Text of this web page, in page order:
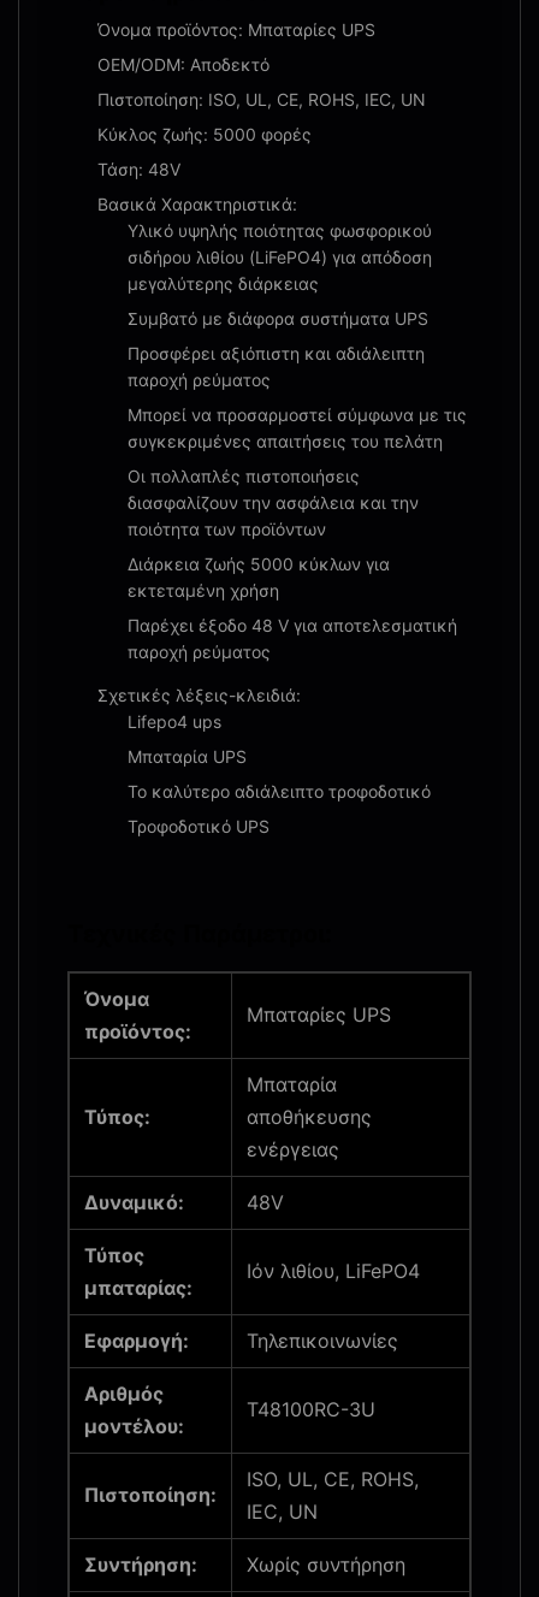
Όνομα προϊόντος: Μπαταρίες UPS
OEM/ODM: Αποδεκτό
Πιστοποίηση: ISO, UL, CE, ROHS, IEC, UN
Κύκλος ζωής: 5000 φορές
Τάση: 48V
Βασικά Χαρακτηριστικά:
Υλικό υψηλής ποιότητας φωσφορικού
σιδήρου λιθίου (LiFePO4) για απόδοση
μεγαλύτερης διάρκειας
Συμβατό με διάφορα συστήματα UPS
Προσφέρει αξιόπιστη και αδιάλειπτη
παροχή ρεύματος
Μπορεί να προσαρμοστεί σύμφωνα με τις
συγκεκριμένες απαιτήσεις του πελάτη
Οι πολλαπλές πιστοποιήσεις
διασφαλίζουν την ασφάλεια και την
ποιότητα των προϊόντων
Διάρκεια ζωής 5000 κύκλων για
εκτεταμένη χρήση
Παρέχει έξοδο 48 V για αποτελεσματική
παροχή ρεύματος
Σχετικές λέξεις-κλειδιά:
Lifepo4 ups
Μπαταρία UPS
Το καλύτερο αδιάλειπτο τροφοδοτικό
Τροφοδοτικό UPS
Όνομα
προϊόντος:
Μπαταρίες UPS
Τύπος:
Μπαταρία
αποθήκευσης
ενέργειας
Δυναμικό: 48V
Τύπος
μπαταρίας:
Ιόν λιθίου, LiFePO4
Εφαρμογή: Τηλεπικοινωνίες
Αριθμός
μοντέλου:
T48100RC-3U
Πιστοποίηση:
ISO, UL, CE, ROHS,
IEC, UN
Συντήρηση: Χωρίς συντήρηση